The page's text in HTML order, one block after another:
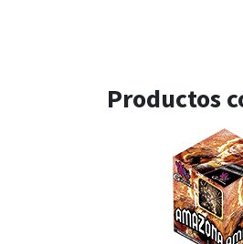
Productos